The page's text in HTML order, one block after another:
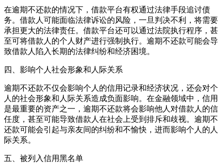
在逾期不还款的情况下，借款平台有权通过法律手段追讨债
务。借款人可能面临法律诉讼的风险，一旦判决不利，将需要
承担更大的法律责任。借款平台还可以通过法院执行程序，甚
至可将借款人的个人财产进行强制执行。逾期不还款可能会导
致借款人陷入长期的法律纠纷和经济困境。
四、影响个人社会形象和人际关系
逾期不还款不仅会影响个人的信用记录和经济状况，还会对个
人的社会形象和人际关系造成负面影响。在金融领域中，信用
是最重要的资产之一，逾期不还款将会影响他人对借款人的信
任度，甚至可能导致借款人在社会上受到排斥和歧视。逾期不
还款可能会引起与亲友间的纠纷和不愉快，进而影响个人的人
际关系。
五、被列入信用黑名单